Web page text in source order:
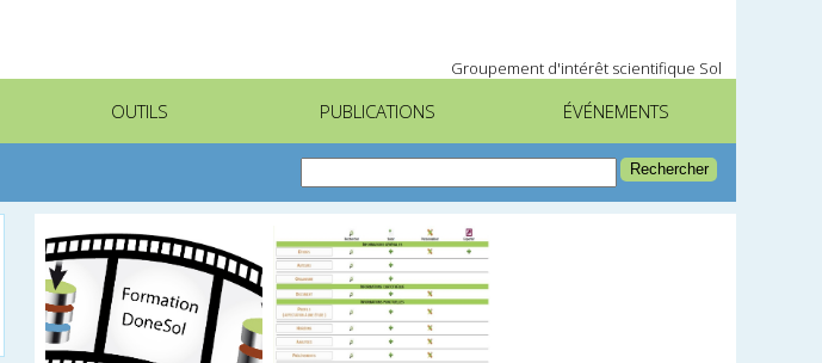
Groupement d'intérêt scientifique Sol
OUTILS PUBLICATIONS ÉVÉNEMENTS